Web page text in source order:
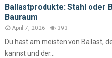
Ballastprodukte: Stahl oder
Bauraum
April 7, 2026 393
Du hast am meisten von Ballast,
kannst und der...